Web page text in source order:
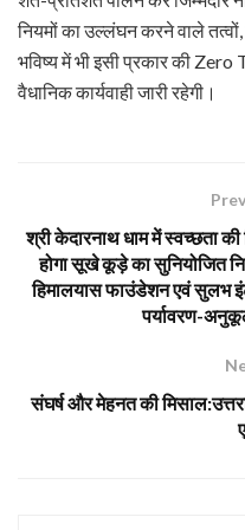
नियमों का उल्लंघन करने वाले
भविष्य में भी इसी प्रकार की
वैधानिक कार्यवाही जारी रहेगी।
श्री केदारनाथ धाम में स्वच्छता
होगा सूखे कूड़े का सुनियोजित
हिमालयास फाउंडेशन एवं सुलभ
पर्यावरण-
संघर्ष और मेहनत की